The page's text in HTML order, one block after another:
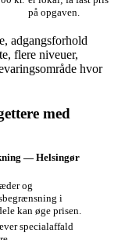
på opgaven.
adgangsforhold
flere niveuer,
hvor
med
— Helsingør
og
i
kan øge prisen.
specialaffald